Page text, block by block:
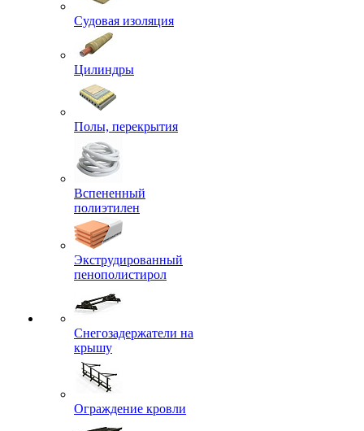
Судовая изоляция
Цилиндры
Полы, перекрытия
Вспененный
полиэтилен
Экструдированный
пенополистирол
Снегозадержатели на
крышу
Ограждение кровли